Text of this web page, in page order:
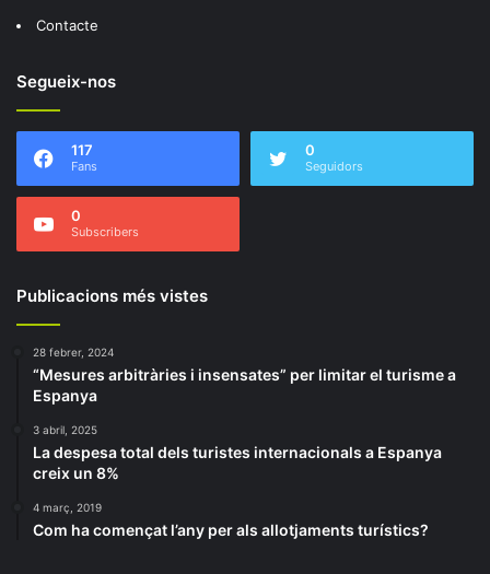
Contacte
Segueix-nos
117
Fans
0
Seguidors
0
Subscribers
Publicacions més vistes
28 febrer, 2024
“Mesures arbitràries i insensates” per limitar el turisme a
Espanya
3 abril, 2025
La despesa total dels turistes internacionals a Espanya
creix un 8%
4 març, 2019
Com ha començat l’any per als allotjaments turístics?